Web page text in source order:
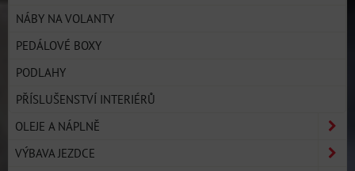
NÁBY NA VOLANTY
PEDÁLOVÉ BOXY
PODLAHY
PŘÍSLUŠENSTVÍ INTERIÉRŮ
OLEJE A NÁPLNĚ
VÝBAVA JEZDCE